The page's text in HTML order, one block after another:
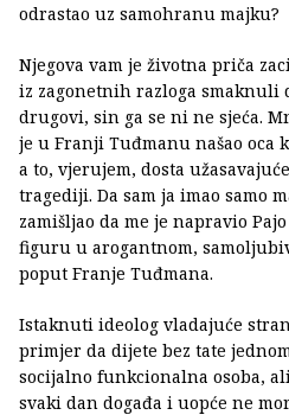
odrastao uz samohranu majku?
Njegova vam je životna priča
iz zagonetnih razloga smaknuli
drugovi, sin ga se ni ne sjeća.
je u Franji Tuđmanu našao oca
a to, vjerujem, dosta
tragediji. Da sam ja imao samo
zamišljao da me je napravio
figuru u arogantnom,
poput Franje Tuđmana.
Istaknuti ideolog vladajuće
primjer da dijete bez tate
socijalno funkcionalna osoba,
svaki dan događa i uopće ne